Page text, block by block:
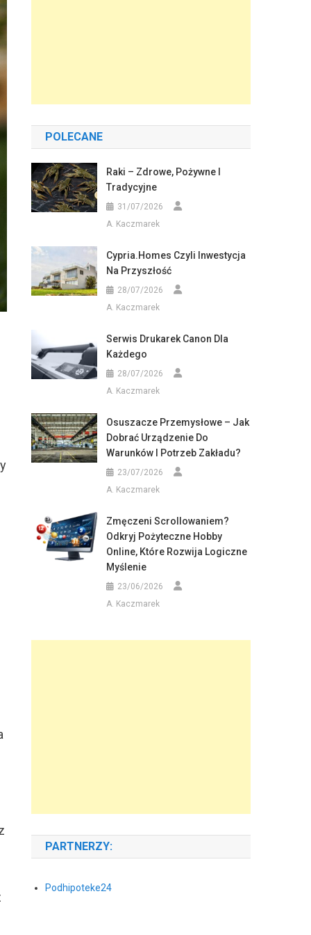
POLECANE
Raki – Zdrowe, Pożywne I
Tradycyjne
31/07/2026
A. Kaczmarek
Cypria.homes Czyli Inwestycja
Na Przyszłość
28/07/2026
A. Kaczmarek
Serwis Drukarek Canon Dla
Każdego
28/07/2026
A. Kaczmarek
Osuszacze Przemysłowe – Jak
Dobrać Urządzenie Do
Warunków I Potrzeb Zakładu?
23/07/2026
A. Kaczmarek
Zmęczeni Scrollowaniem?
Odkryj Pożyteczne Hobby
Online, Które Rozwija Logiczne
Myślenie
23/06/2026
A. Kaczmarek
PARTNERZY:
Podhipoteke24